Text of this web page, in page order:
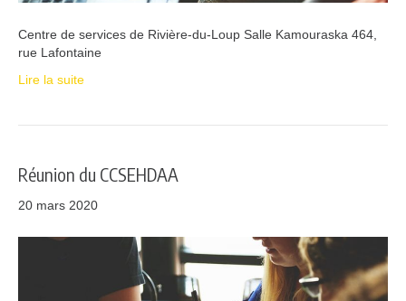
Centre de services de Rivière-du-Loup Salle Kamouraska 464,
rue Lafontaine
Lire la suite
Réunion du CCSEHDAA
20 mars 2020